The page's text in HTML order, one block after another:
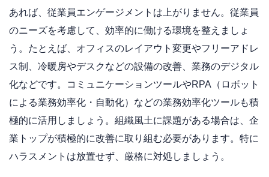
あれば、従業員エンゲージメントは上がりません。従業員
のニーズを考慮して、効率的に働ける環境を整えましょ
う。たとえば、オフィスのレイアウト変更やフリーアドレ
ス制、冷暖房やデスクなどの設備の改善、業務のデジタル
化などです。コミュニケーションツールやRPA（ロボット
による業務効率化・自動化）などの業務効率化ツールも積
極的に活用しましょう。組織風土に課題がある場合は、企
業トップが積極的に改善に取り組む必要があります。特に
ハラスメントは放置せず、厳格に対処しましょう。